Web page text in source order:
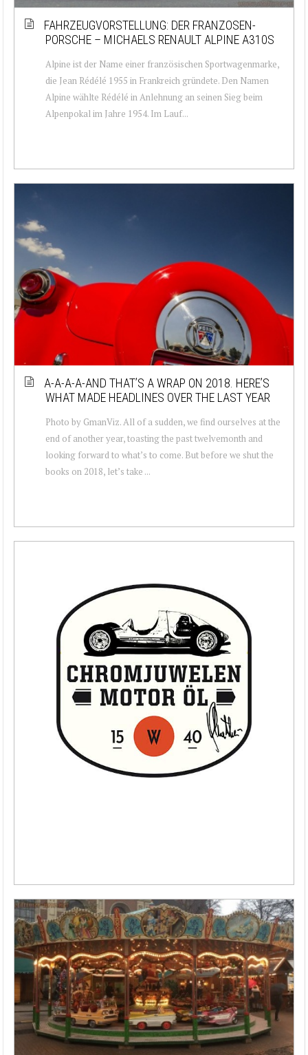
FAHRZEUGVORSTELLUNG: DER FRANZOSEN-
PORSCHE – MICHAELS RENAULT ALPINE A310S
Alpine ist der Name einer französischen Sportwagenmarke,
die Jean Rédélé 1955 in Frankreich gründete. Den Namen
Alpine wählte Rédélé in Anlehnung an seinen Sieg beim
Alpenpokal im Jahre 1954. Im Lauf...
A-A-A-A-AND THAT’S A WRAP ON 2018. HERE’S
WHAT MADE HEADLINES OVER THE LAST YEAR
Photo by GmanViz. All of a sudden, we find ourselves at the
end of another year, toasting the past twelvemonth and
looking forward to what’s to come. But before we shut the
books on 2018, let’s take ...